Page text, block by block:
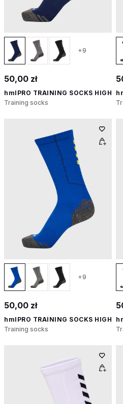
+9
50,00 zł
hmlPRO TRAINING SOCKS HIGH
Training socks
+9
50,00 zł
hmlPRO TRAINING SOCKS HIGH
Training socks